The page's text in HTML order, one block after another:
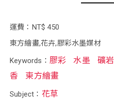
運費：NT$ 450
東方繪畫,花卉,膠彩水墨媒材
Keywords： 膠彩 水墨 礦岩
香
東方繪畫
Subject： 花草